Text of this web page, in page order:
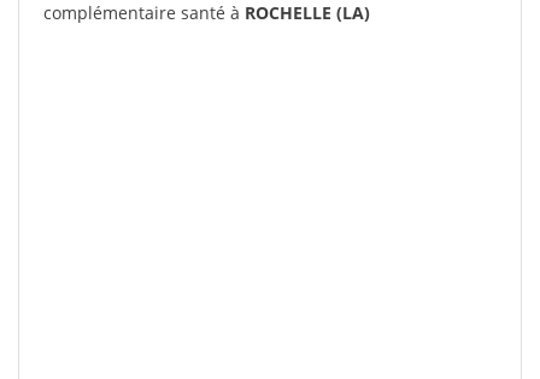
complémentaire santé à ROCHELLE (LA)